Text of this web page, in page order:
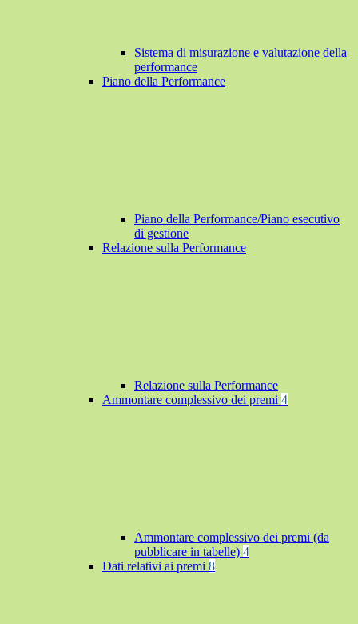
Sistema di misurazione e valutazione della
performance
Piano della Performance
Piano della Performance/Piano esecutivo
di gestione
Relazione sulla Performance
Relazione sulla Performance
Ammontare complessivo dei premi 4
Ammontare complessivo dei premi (da
pubblicare in tabelle) 4
Dati relativi ai premi 8